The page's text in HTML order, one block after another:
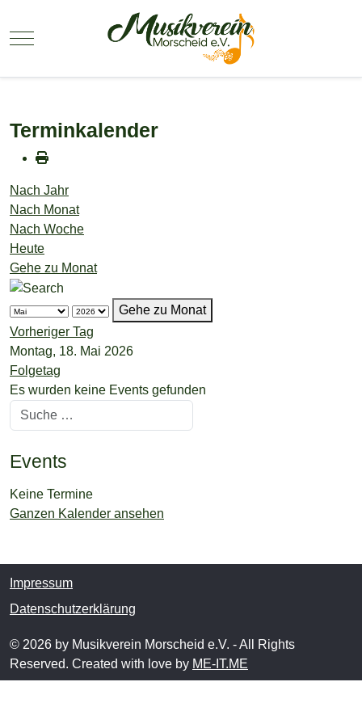
Mobile Menu Toggle
Terminkalender
Nach Jahr
Nach Monat
Nach Woche
Heute
Gehe zu Monat
Gehe zu Monat
Vorheriger Tag
Montag, 18. Mai 2026
Folgetag
Es wurden keine Events gefunden
Suchen
Events
Keine Termine
Ganzen Kalender ansehen
Impressum
Datenschutzerklärung
© 2026 by Musikverein Morscheid e.V. - All Rights
Reserved. Created with love by ME-IT.ME